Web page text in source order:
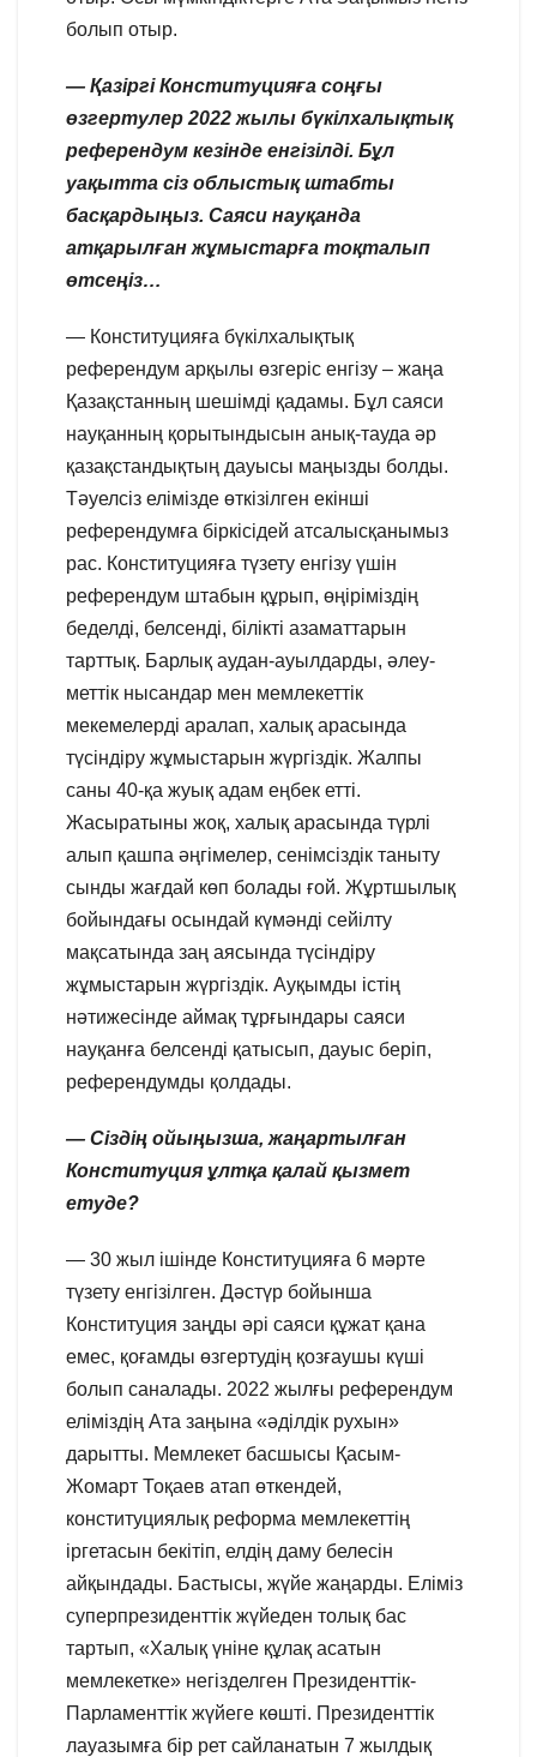
болып отыр.
— Қазіргі Конституцияға соңғы
өзгертулер 2022 жылы бүкілхалықтық
референдум кезінде енгізілді. Бұл
уақытта сіз облыстық штабты
басқардыңыз. Саяси науқанда
атқарылған жұмыстарға тоқталып
өтсеңіз…
— Конституцияға бүкілхалықтық
референдум арқылы өзгеріс енгізу – жаңа
Қазақстанның шешімді қадамы. Бұл саяси
науқанның қорытындысын анық-тауда әр
қазақстандықтың дауысы маңызды болды.
Тәуелсіз елімізде өткізілген екінші
референдумға біркісідей атсалысқанымыз
рас. Конституцияға түзету енгізу үшін
референдум штабын құрып, өңіріміздің
беделді, белсенді, білікті азаматтарын
тарттық. Барлық аудан-ауылдарды, әлеу-
меттік нысандар мен мемлекеттік
мекемелерді аралап, халық арасында
түсіндіру жұмыстарын жүргіздік. Жалпы
саны 40-қа жуық адам еңбек етті.
Жасыратыны жоқ, халық арасында түрлі
алып қашпа әңгімелер, сенімсіздік таныту
сынды жағдай көп болады ғой. Жұртшылық
бойындағы осындай күмәнді сейілту
мақсатында заң аясында түсіндіру
жұмыстарын жүргіздік. Ауқымды істің
нәтижесінде аймақ тұрғындары саяси
науқанға белсенді қатысып, дауыс беріп,
референдумды қолдады.
— Сіздің ойыңызша, жаңартылған
Конституция ұлтқа қалай қызмет
етуде?
— 30 жыл ішінде Конституцияға 6 мәрте
түзету енгізілген. Дәстүр бойынша
Конституция заңды әрі саяси құжат қана
емес, қоғамды өзгертудің қозғаушы күші
болып саналады. 2022 жылғы референдум
еліміздің Ата заңына «әділдік рухын»
дарытты. Мемлекет басшысы Қасым-
Жомарт Тоқаев атап өткендей,
конституциялық реформа мемлекеттің
іргетасын бекітіп, елдің даму белесін
айқындады. Бастысы, жүйе жаңарды. Еліміз
суперпрезиденттік жүйеден толық бас
тартып, «Халық үніне құлақ асатын
мемлекетке» негізделген Президенттік-
Парламенттік жүйеге көшті. Президенттік
лауазымға бір рет сайланатын 7 жылдық